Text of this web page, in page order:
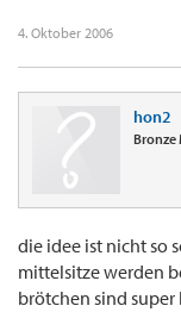
4. Oktober 2006
hon2
Bronze
die idee ist nicht so
mittelsitze werden
brötchen sind